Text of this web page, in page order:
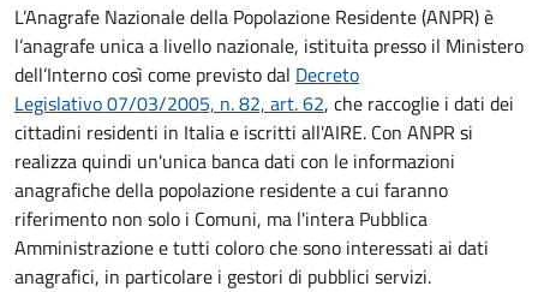
L’Anagrafe Nazionale della Popolazione Residente (ANPR) è
l’anagrafe unica a livello nazionale, istituita presso il Ministero
dell’Interno così come previsto dal Decreto
Legislativo 07/03/2005, n. 82, art. 62, che raccoglie i dati dei
cittadini residenti in Italia e iscritti all'AIRE. Con ANPR si
realizza quindi un'unica banca dati con le informazioni
anagrafiche della popolazione residente a cui faranno
riferimento non solo i Comuni, ma l'intera Pubblica
Amministrazione e tutti coloro che sono interessati ai dati
anagrafici, in particolare i gestori di pubblici servizi.